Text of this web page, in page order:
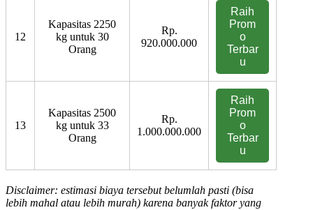
12
Kapasitas 2250
kg untuk 30
Orang
Rp.
920.000.000
Raih
Prom
o
Terbar
u
13
Kapasitas 2500
kg untuk 33
Orang
Rp.
1.000.000.000
Raih
Prom
o
Terbar
u
Disclaimer: estimasi biaya tersebut belumlah pasti (bisa
lebih mahal atau lebih murah) karena banyak faktor yang